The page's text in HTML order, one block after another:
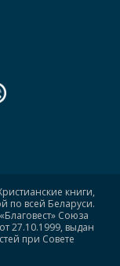
книги,
по всей Беларуси.
Союза
27.10.1999, выдан
при Совете